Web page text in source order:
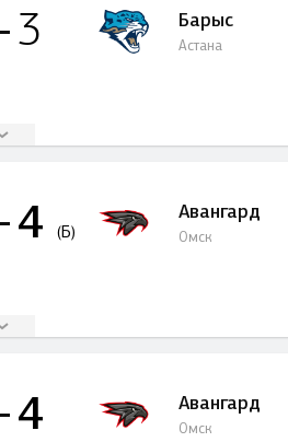
Барыс
Астана
3
Авангард
Омск
4(Б)
Авангард
Омск
4